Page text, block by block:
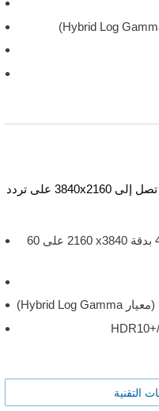
دقّة 4K UHD تصل إلى 3840x2160 على تردد
لغاية 4K UHD‏ بدقة 3840‏x ‏2160 على 60
التقنية